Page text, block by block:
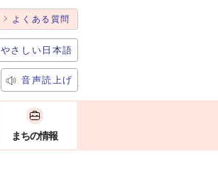
よくある質問
やさしい日本語
音声読上げ
まちの情報